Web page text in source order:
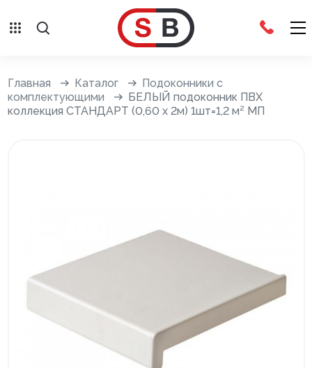
Сайдинг с фурнитурой
Террасная доска
Внутренняя отделка
Главная Каталог
Подоконники с
комплектующими
БЕЛЫЙ подоконник ПВХ
коллекция СТАНДАРТ (0,60 х 2м) 1шт=1,2 м² МП